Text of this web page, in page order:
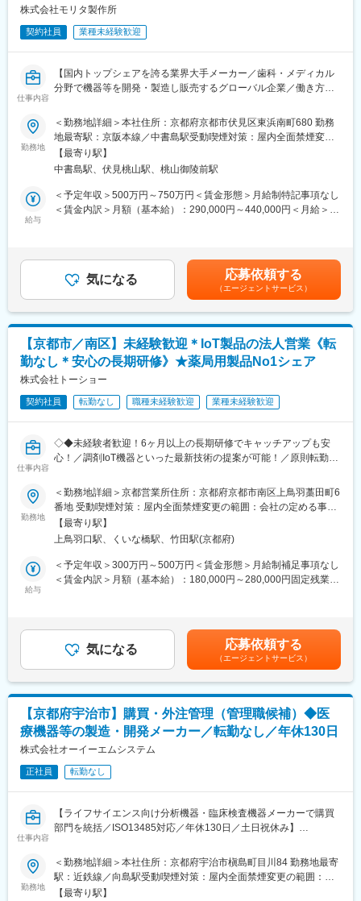
変更の範囲：会社の定める業務
イデアが実現され、世界中で使用される製品のものづくりに貢献
できます。
◎社員の意見や働く環境を真面目に考えている会社です。自分の
現在の力を活かし、さらに伸ばしたい方には最高の環境です。
■組織構成：
第二研究開発部61名
ます。
■企業魅力：
◎グローバル展開「世界シェア上昇中」
シンガポール・中国の５つ。さらにモリタの製品が販売されてい
るのは、世界の168の国と地域にわたります。今後も販売活動を
至る所に施されているのが同社の製品です。例えば2011年に発売
した診療台「ソアリック-Soaric-」は高い機能性・安全性はもちろ
ん、デザイン性も高く評価され、日本の歯科メーカーで初めてド
イツのiFデザイン賞金賞を受賞し、グッドデザイン賞金賞にも選
ばれました。またこの製品の開発には入社3年目ほどの若手社員も
携わっていました。
変更の範囲：会社の定める業務
株式会社モリタ製作所
契約社員 業種未経験歓迎
仕事内容
【国内トップシェアを誇る業界大手メーカー／歯科・メディカル
分野で機器等を開発・製造し販売するグローバル企業／働き方抜
■職務内容：
歯科医療現場で使用される画像診断機器(レントゲン)または周辺機
器などの製品開発を行っていただきます。
マイコンの組み込みソフトウェア設計、検証、評価、開発業務を
行っていただきます。
チーム体制で量産設計まで一貫した製品開発へのかかわり方が可
■やりがい：
◎同社では１つの業務に固執することなく、幅広い内容の仕事を
どで先生方の声を聞き、開発に繋げています。
◎業界最大手メーカーだからこそ、その分野の最先端技術に触れ
ることができ、技術者としてスキルアップが図れます。自身のア
イデアが実現され、世界中で使用される製品のものづくりに貢献
できます。
◎社員の意見や働く環境を真面目に考えている会社です。自分の
現在の力を活かし、さらに伸ばしたい方には最高の環境です。
■組織構成
第一研究開発部37名 周辺機器・ハンドピース・インスツルメン
■企業魅力：
◎グローバル展開「世界シェア上昇中」
現在モリタ製作所の海外拠点は、ドイツ・北米・インドネシア・
るのは、世界の168の国と地域にわたります。今後も販売活動を
続け海外のパートナーの獲得、業務の拡大を目指していきます。
した診療台「ソアリック-Soaric-」は高い機能性・安全性はもちろ
ん、デザイン性も高く評価され、日本の歯科メーカーで初めてド
イツのiFデザイン賞金賞を受賞し、グッドデザイン賞金賞にも選
ばれました。またこの製品の開発には入社3年目ほどの若手社員も
携わっていました。
変更の範囲：会社の定める業務
勤務地
＜勤務地詳細＞本社住所：京都府京都市伏見区東浜南町680 勤務
地最寄駅：京阪本線／中書島駅受動喫煙対策：屋内全面禁煙変更
の範囲：会社の定める事業所
【最寄り駅】
中書島駅、伏見桃山駅、桃山御陵前駅
給与
＜予定年収＞500万円～750万円＜賃金形態＞月給制特記事項なし
＜賃金内訳＞月額（基本給）：290,000円～440,000円＜月給＞
キルをみて決定します。■賞与：平均5ヶ月賃金はあくまでも目安
の金額であり、選考を通じて上下する可能性があります。月給(月
額)は固定手当を含めた表記です。
気になる 応募依頼する
（エージェントサービス）
【京都市／南区】未経験歓迎＊IoT製品の法人営業《転
勤なし＊安心の長期研修》★薬局用製品No1シェア
株式会社トーショー
契約社員 転勤なし 職種未経験歓迎 業種未経験歓迎
仕事内容
◇◆未経験者歓迎！6ヶ月以上の長期研修でキャッチアップも安
心！／調剤IoT機器といった最新技術の提案が可能！／原則転勤は
仕事◆◇
【はじめに】
既存のお客様である調剤薬局やドラッグストアに対して、主力製
品である全自動調剤分包機などの調剤IoT機器を販売いただく職種
となります。
IoT製品の販売スキルの市場価値は上昇の一途を辿っており、同社
【業務概要】
・提案資料作成
・新規訪問
【その他補足情報】
・長期間の研修を用意しているため職種未経験＆技術的な知識が
全く無い方でも立ち上りが可能となっております。
・正社員登用は前提の採用です。就業態度に問題がなければ原則
登用となり、業界トップクラスシェアを誇る優良企業の正社員と
して安定就業が可能です。（登用率98%、試験やノルマなし）
・業界トップクラスのIoT製品や医療システムに触れる事が可能で
す。また、販売スキルだけでなく薬局運営コンサルティングのス
【ポジションの魅力】
・同社の製品やシステムが、24時間止めてはならない医療現場の
勤務地
＜勤務地詳細＞京都営業所住所：京都府京都市南区上鳥羽藁田町6
番地 受動喫煙対策：屋内全面禁煙変更の範囲：会社の定める事業
所（リモートワーク含む）
【最寄り駅】
上鳥羽口駅、くいな橋駅、竹田駅(京都府)
給与
＜予定年収＞300万円～500万円＜賃金形態＞月給制補足事項なし
＜賃金内訳＞月額（基本給）：180,000円～280,000円固定残業手
＞※給与詳細は、年齢・スキルを考慮し決定します。■昇給：年1
回■賞与：年2回年収420万円／30歳 経験5年年収500万円／32歳
経験7年賃金はあくまでも目安の金額であり、選考を通じて上下す
る可能性があります。月給(月額)は固定手当を含めた表記です。
気になる 応募依頼する
（エージェントサービス）
【京都府宇治市】購買・外注管理（管理職候補）◆医
療機器等の製造・開発メーカー／転勤なし／年休130日
株式会社オーイーエムシステム
正社員 転勤なし
仕事内容
【ライフサイエンス向け分析機器・臨床検査機器メーカーで購買
部門を統括／ISO13485対応／年休130日／土日祝休み】
当社の資材課において、購買業務全般を統括する責任者（管理職
候補）としてご活躍いただきます。主にライフサイエンス向け分
析機器や臨床検査機器の製造に必要な電子部品や基板、筐体・板
勤務地
＜勤務地詳細＞本社住所：京都府宇治市槇島町目川84 勤務地最寄
駅：近鉄線／向島駅受動喫煙対策：屋内全面禁煙変更の範囲：会
社の定める事業所
【最寄り駅】